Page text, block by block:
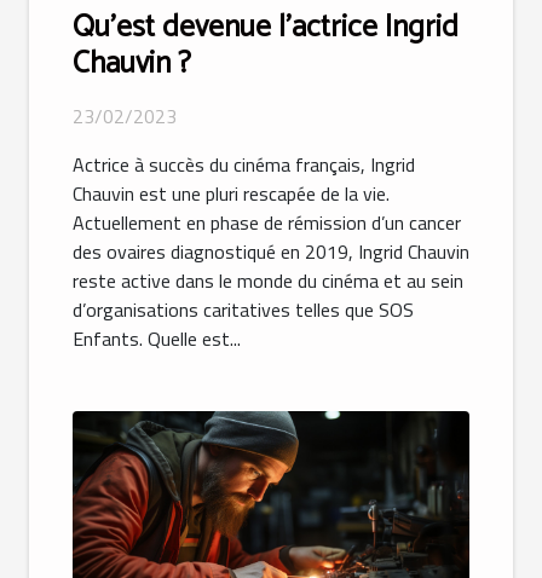
Qu’est devenue l’actrice Ingrid
Chauvin ?
23/02/2023
Actrice à succès du cinéma français, Ingrid
Chauvin est une pluri rescapée de la vie.
Actuellement en phase de rémission d’un cancer
des ovaires diagnostiqué en 2019, Ingrid Chauvin
reste active dans le monde du cinéma et au sein
d’organisations caritatives telles que SOS
Enfants. Quelle est...